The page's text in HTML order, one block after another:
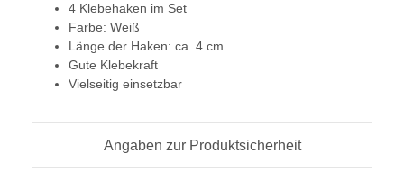
4 Klebehaken im Set
Farbe: Weiß
Länge der Haken: ca. 4 cm
Gute Klebekraft
Vielseitig einsetzbar
Angaben zur Produktsicherheit